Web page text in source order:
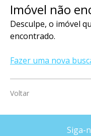
Imóvel não
Desculpe, o imóvel
encontrado.
Fazer uma nova
Voltar
Siga-